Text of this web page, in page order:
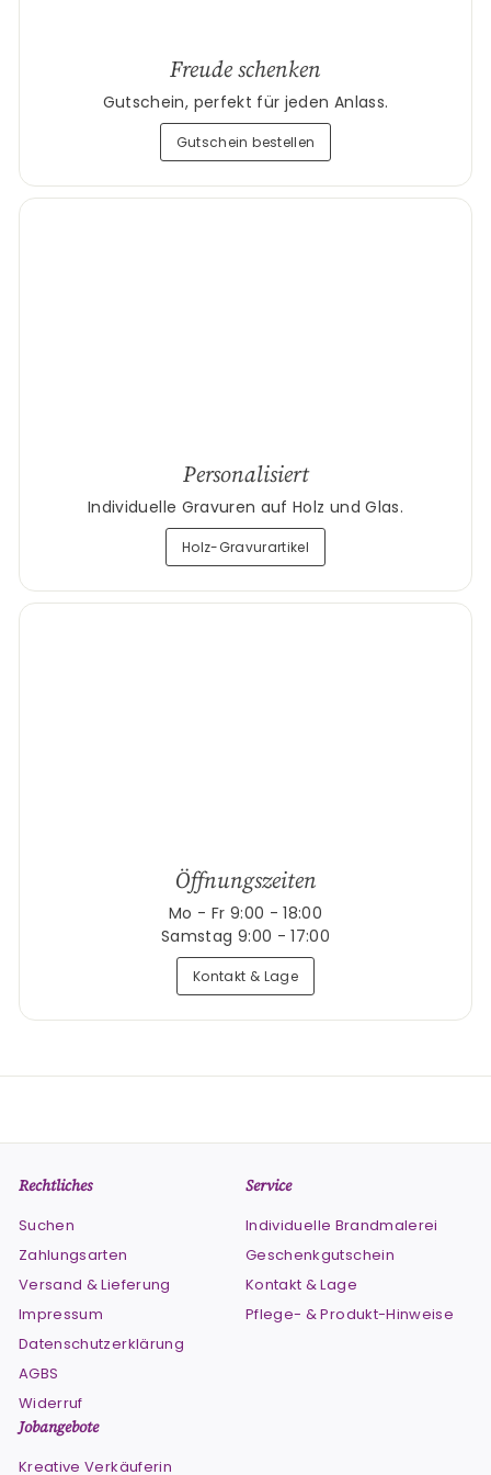
Freude schenken
Gutschein, perfekt für jeden Anlass.
Gutschein bestellen
Personalisiert
Individuelle Gravuren auf Holz und Glas.
Holz-Gravurartikel
Öffnungszeiten
Mo - Fr 9:00 - 18:00
Samstag 9:00 - 17:00
Kontakt & Lage
Rechtliches
Suchen
Zahlungsarten
Versand & Lieferung
Impressum
Datenschutzerklärung
AGBS
Widerruf
Service
Individuelle Brandmalerei
Geschenkgutschein
Kontakt & Lage
Pflege- & Produkt-Hinweise
Jobangebote
Kreative Verkäuferin